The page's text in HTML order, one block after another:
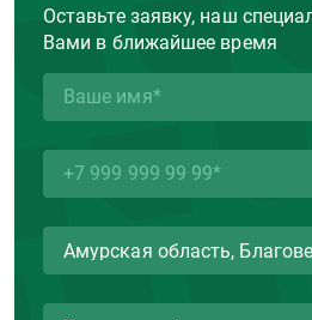
Оставьте заявку, наш
Вами в ближайшее время